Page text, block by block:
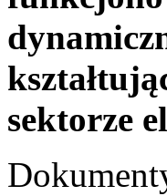
sektorze